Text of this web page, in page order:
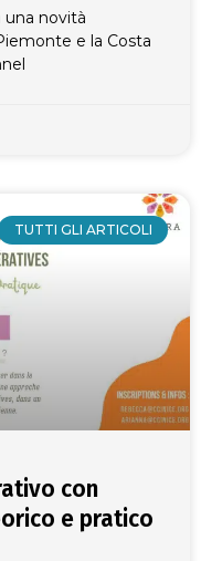
una novità
e la Costa
TUTTI GLI ARTICOLI
con
e pratico